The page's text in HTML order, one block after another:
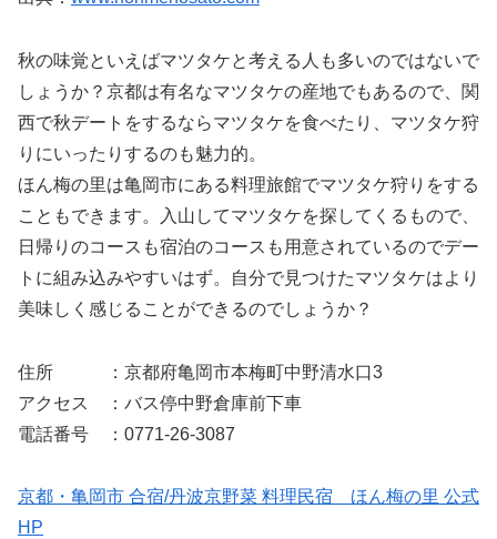
秋の味覚といえばマツタケと考える人も多いのではないで
しょうか？京都は有名なマツタケの産地でもあるので、関
西で秋デートをするならマツタケを食べたり、マツタケ狩
りにいったりするのも魅力的。
ほん梅の里は亀岡市にある料理旅館でマツタケ狩りをする
こともできます。入山してマツタケを探してくるもので、
日帰りのコースも宿泊のコースも用意されているのでデー
トに組み込みやすいはず。自分で見つけたマツタケはより
美味しく感じることができるのでしょうか？
住所 ：京都府亀岡市本梅町中野清水口3
アクセス ：バス停中野倉庫前下車
電話番号 ：0771-26-3087
京都・亀岡市 合宿/丹波京野菜 料理民宿 ほん梅の里 公式
HP